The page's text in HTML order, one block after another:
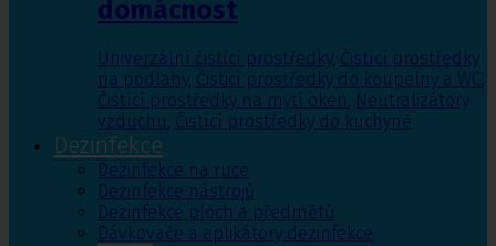
domácnost
Univerzální čistící prostředky, Čistící prostředky
na podlahy, Čisticí prostředky do koupelny a WC,
Čistící prostředky na mytí oken, Neutralizátory
vzduchu, Čistící prostředky do kuchyně
Dezinfekce
Dezinfekce na ruce
Dezinfekce nástrojů
Dezinfekce ploch a předmětů
Dávkovače a aplikátory dezinfekce